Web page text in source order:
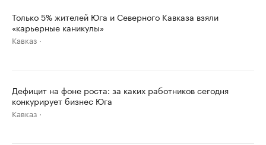
Только 5% жителей Юга и Северного Кавказа взяли
«карьерные каникулы»
Кавказ
Дефицит на фоне роста: за каких работников сегодня
конкурирует бизнес Юга
Кавказ